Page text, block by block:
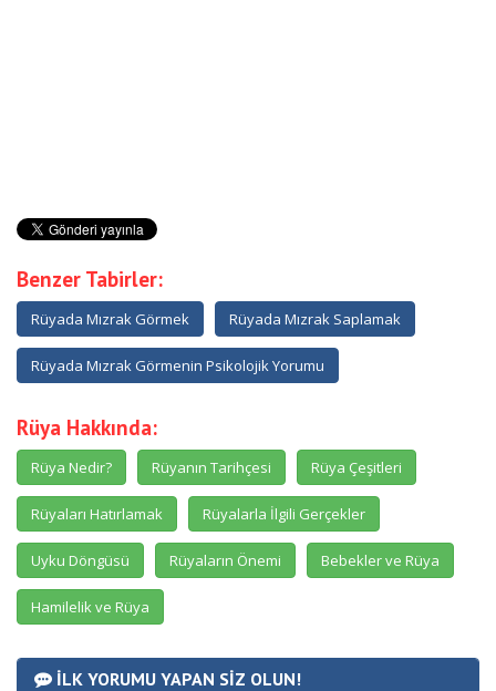
Benzer Tabirler:
Rüyada Mızrak Görmek Rüyada Mızrak Saplamak
Rüyada Mızrak Görmenin Psikolojik Yorumu
Rüya Hakkında:
Rüya Nedir? Rüyanın Tarihçesi Rüya Çeşitleri
Rüyaları Hatırlamak Rüyalarla İlgili Gerçekler
Uyku Döngüsü Rüyaların Önemi Bebekler ve Rüya
Hamilelik ve Rüya
İLK YORUMU YAPAN SİZ OLUN!